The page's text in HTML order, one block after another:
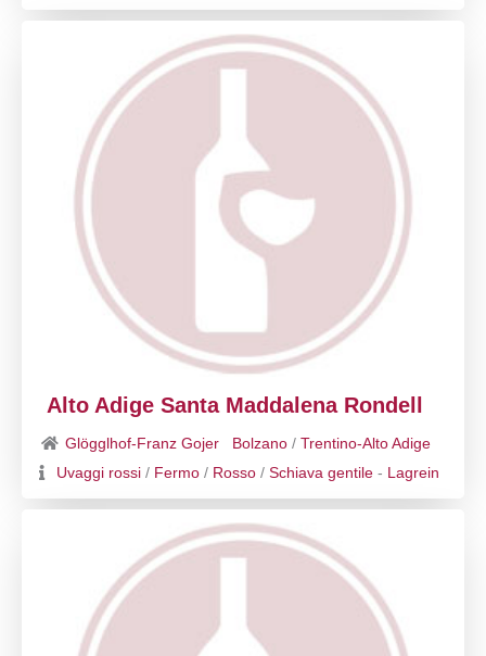
Alto Adige Santa Maddalena Rondell
Glögglhof-Franz Gojer Bolzano / Trentino-Alto Adige
Uvaggi rossi / Fermo / Rosso / Schiava gentile - Lagrein